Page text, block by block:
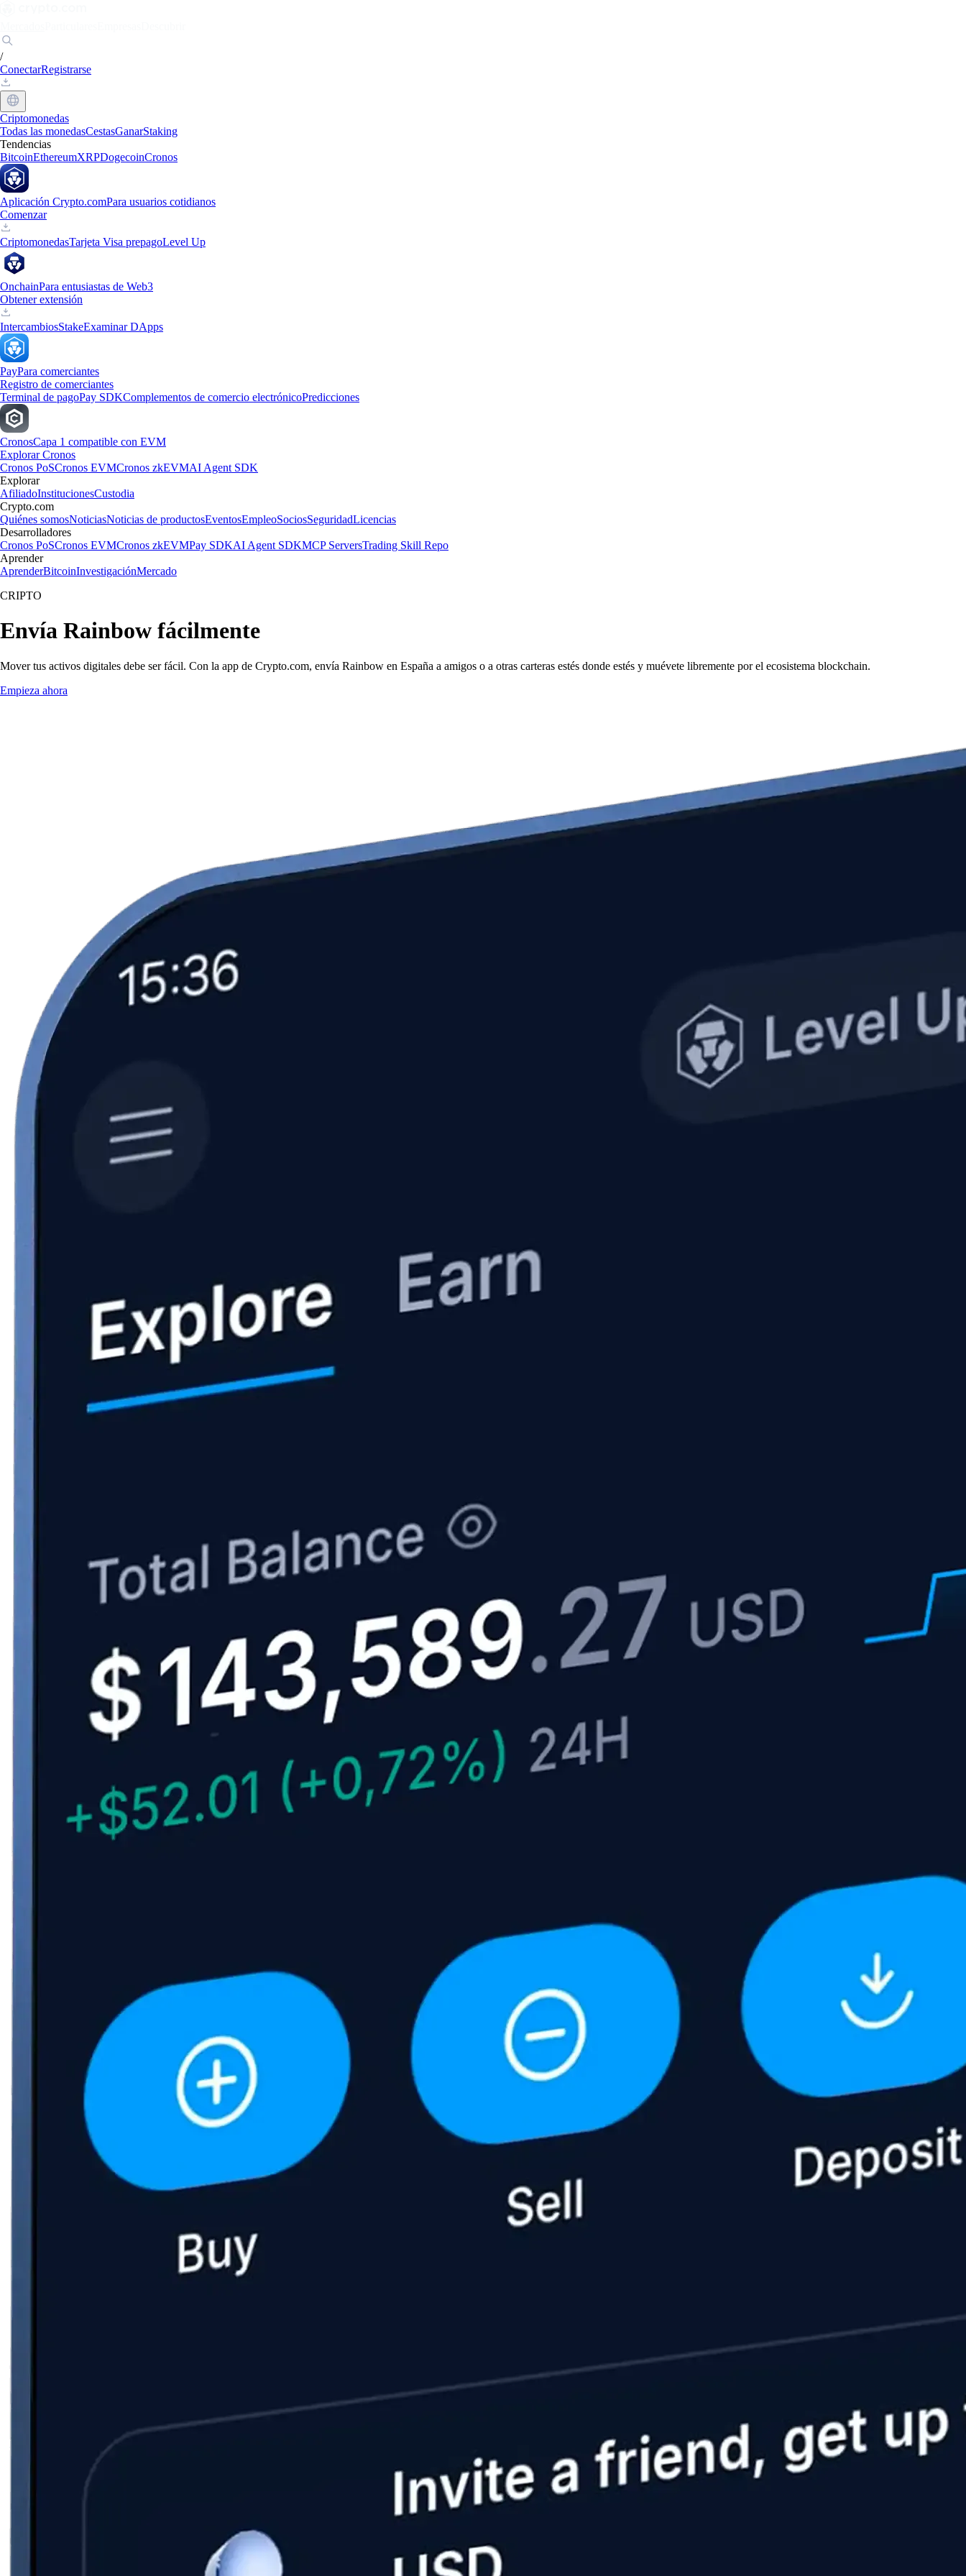
/
ConectarRegistrarse
Criptomonedas
Todas las monedasCestasGanarStaking
Tendencias
BitcoinEthereumXRPDogecoinCronos
Aplicación Crypto.comPara usuarios cotidianos
Comenzar
CriptomonedasTarjeta Visa prepagoLevel Up
OnchainPara entusiastas de Web3
Obtener extensión
IntercambiosStakeExaminar DApps
PayPara comerciantes
Registro de comerciantes
Terminal de pagoPay SDKComplementos de comercio electrónicoPredicciones
CronosCapa 1 compatible con EVM
Explorar Cronos
Cronos PoSCronos EVMCronos zkEVMAI Agent SDK
Explorar
AfiliadoInstitucionesCustodia
Crypto.com
Quiénes somosNoticiasNoticias de productosEventosEmpleoSociosSeguridadLicencias
Desarrolladores
Cronos PoSCronos EVMCronos zkEVMPay SDKAI Agent SDKMCP ServersTrading Skill Repo
Aprender
AprenderBitcoinInvestigaciónMercado
CRIPTO
Envía Rainbow fácilmente
Mover tus activos digitales debe ser fácil. Con la app de Crypto.com, envía Rainbow en España a amigos o a otras carteras estés donde estés y muévete libremente por el ecosistema blockchain.
Empieza ahora